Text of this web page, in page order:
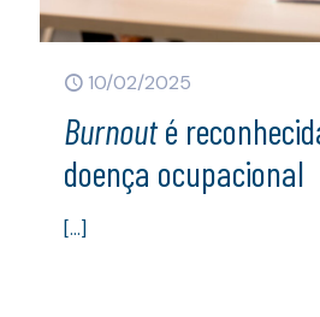
10/02/2025
Burnouté
doença ocupacional
[…]